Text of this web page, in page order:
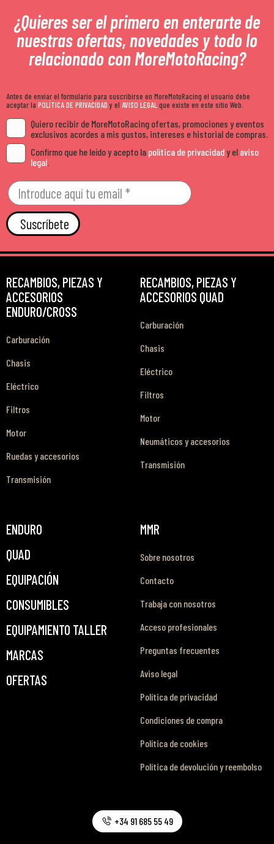
¿Quieres ser el primero en enterarte de
nuestras ofertas, novedades y todo lo
relacionado con MoreMotoRacing?
Antes de enviar el formulario para suscribirse en MoreMotoRacing el usuario debe
aceptar la POLÍTICA DE PRIVACIDADy el AVISO LEGALque existe en este sitio Web.
Quiero recibir de MoreMotoRacing ofertas, promociones y eventos
exclusivos acordes a mis gustos, intereses e historial de compras.
Confirmo que he leído y acepto la política de privacidady el aviso
legal.
Suscríbete
RECAMBIOS, PIEZAS Y
ACCESORIOS
ENDURO/CROSS
Carburación
Chasis
Eléctrico
Filtros
Motor
Ruedas y accesorios
Transmisión
RECAMBIOS, PIEZAS Y
ACCESORIOS QUAD
Carburación
Chasis
Eléctrico
Filtros
Motor
Neumáticos y accesorios
Transmisión
ENDURO
QUAD
EQUIPACIÓN
CONSUMIBLES
EQUIPAMIENTO TALLER
MARCAS
OFERTAS
MMR
Sobre nosotros
Contacto
Trabaja con nosotros
Acceso profesionales
Preguntas frecuentes
Aviso legal
Política de privacidad
Condiciones de compra
Política de cookies
Política de devolución y reembolso
+34 91 685 55 49